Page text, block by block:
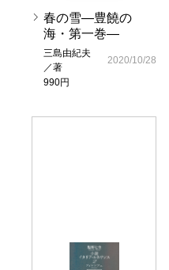
春の雪―豊饒の
海・第一巻―
三島由紀夫
／著
990円
2020/10/28